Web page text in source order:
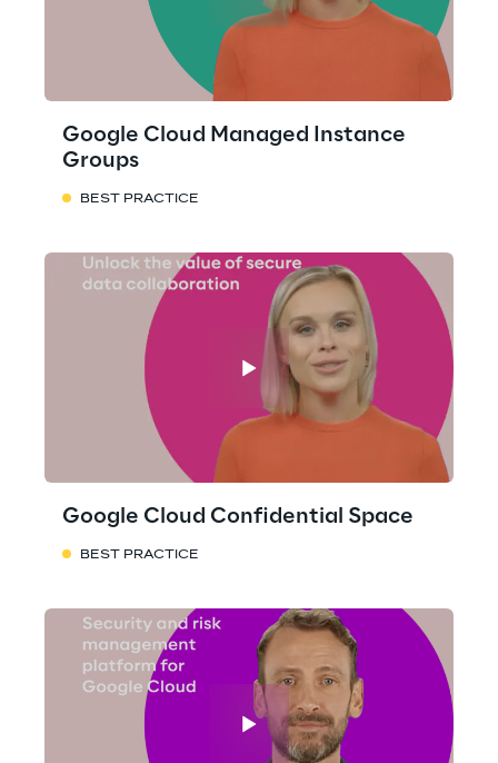
Google Cloud Managed Instance
Groups
BEST PRACTICE
Google Cloud Confidential Space
BEST PRACTICE